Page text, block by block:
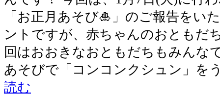
「お正月あそび🎍」のご報告をい
ントですが、赤ちゃんのおともだ
回はおおきなおともだちもみんな
あそびで「コンコンクシュン」を
読む